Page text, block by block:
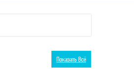
Показать Всё